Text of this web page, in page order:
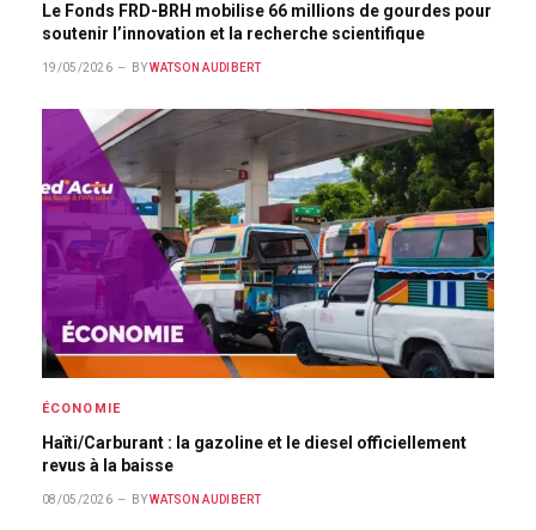
Le Fonds FRD-BRH mobilise 66 millions de gourdes pour
soutenir l’innovation et la recherche scientifique
19/05/2026 BY WATSON AUDIBERT
ÉCONOMIE
Haïti/Carburant : la gazoline et le diesel officiellement
revus à la baisse
08/05/2026 BY WATSON AUDIBERT